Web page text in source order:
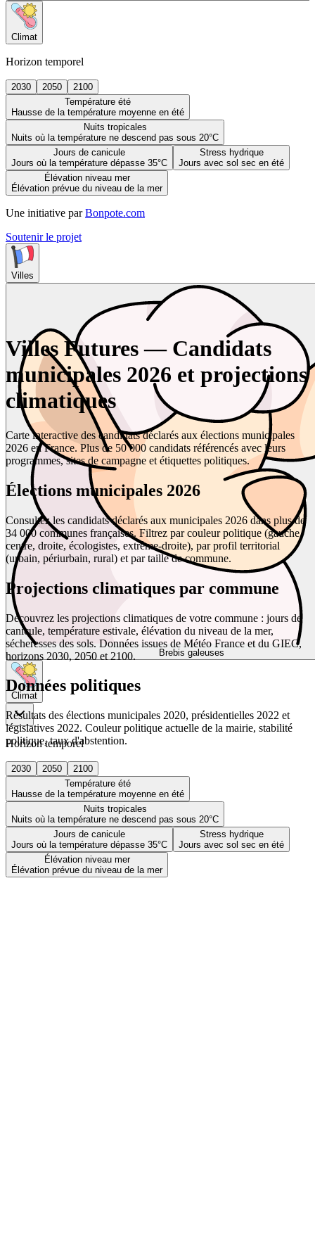
Climat
Horizon temporel
2030 2050
2100
Température été
Hausse de la température moyenne en été
Nuits tropicales
Nuits où la température ne descend pas sous 20°C
Jours de canicule
Jours où la température dépasse 35°C
Stress hydrique
Jours avec sol sec en été
Élévation niveau mer
Élévation prévue du niveau de la mer
Une initiative par Bonpote.com
Soutenir le projet
Villes
Brebis galeuses
Climat
Horizon temporel
2030 2050
2100
Température été
Hausse de la température moyenne en été
Nuits tropicales
Nuits où la température ne descend pas sous 20°C
Jours de canicule
Jours où la température dépasse 35°C
Stress hydrique
Jours avec sol sec en été
Élévation niveau mer
Élévation prévue du niveau de la mer
Villes Futures — Candidats
municipales 2026 et projections
climatiques
Carte interactive des candidats déclarés aux élections municipales
2026 en France. Plus de 50 000 candidats référencés avec leurs
programmes, sites de campagne et étiquettes politiques.
Élections municipales 2026
Consultez les candidats déclarés aux municipales 2026 dans plus de
34 000 communes françaises. Filtrez par couleur politique (gauche,
centre, droite, écologistes, extrême-droite), par profil territorial
(urbain, périurbain, rural) et par taille de commune.
Projections climatiques par commune
Découvrez les projections climatiques de votre commune : jours de
canicule, température estivale, élévation du niveau de la mer,
sécheresses des sols. Données issues de Météo France et du GIEC,
horizons 2030, 2050 et 2100.
Données politiques
Résultats des élections municipales 2020, présidentielles 2022 et
législatives 2022. Couleur politique actuelle de la mairie, stabilité
politique, taux d'abstention.